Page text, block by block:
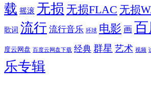
载 摇滚 无损 无损FLAC 无损
歌词 流行 流行音乐 环球 电影 画
度云网盘 百度云网盘下载 经典 群星 艺术 视频
乐专辑